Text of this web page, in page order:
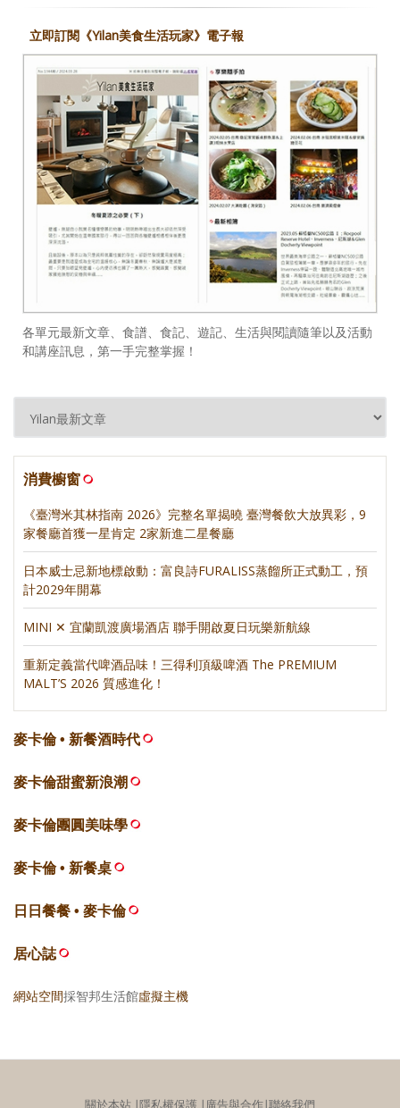
立即訂閱《Yilan美食生活玩家》電子報
各單元最新文章、食譜、食記、遊記、生活與閱讀隨筆以及活動
和講座訊息，第一手完整掌握！
消費櫥窗
《臺灣米其林指南 2026》完整名單揭曉 臺灣餐飲大放異彩，9
家餐廳首獲一星肯定 2家新進二星餐廳
日本威士忌新地標啟動：富良詩FURALISS蒸餾所正式動工，預
計2029年開幕
MINI ✕ 宜蘭凱渡廣場酒店 聯手開啟夏日玩樂新航線
重新定義當代啤酒品味！三得利頂級啤酒 The PREMIUM
MALT’S 2026 質感進化！
麥卡倫 • 新餐酒時代
麥卡倫甜蜜新浪潮
麥卡倫團圓美味學
麥卡倫 • 新餐桌
日日餐餐 • 麥卡倫
居心誌
網站空間採智邦生活館虛擬主機
關於本站 ∣隱私權保護 ∣ 廣告與合作∣聯絡我們